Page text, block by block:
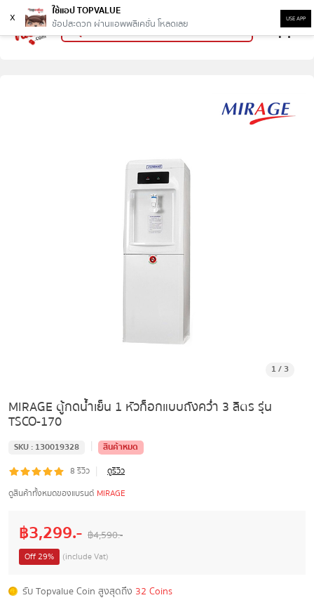
x
ใช้แอป TOPVALUE
ช้อปสะดวก ผ่านแอพพลิเคชั่น โหลดเลย
USE APP
1 / 3
MIRAGE ตู้กดน้ำเย็น 1 หัวก็อกแบบถังคว่ำ 3 ลิตร รุ่น
TSCO-170
SKU : 130019328 |
สินค้าหมด
8 รีวิว |
ดูรีวิว
ดูสินค้าทั้งหมดของแบรนด์ MIRAGE
฿3,299.- ฿4,590.-
Off29% (include Vat)
รับ Topvalue Coin สูงสุดถึง 32 Coins